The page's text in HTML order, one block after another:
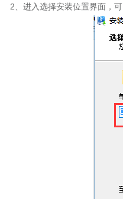
2、进入选择安装位置界面，可